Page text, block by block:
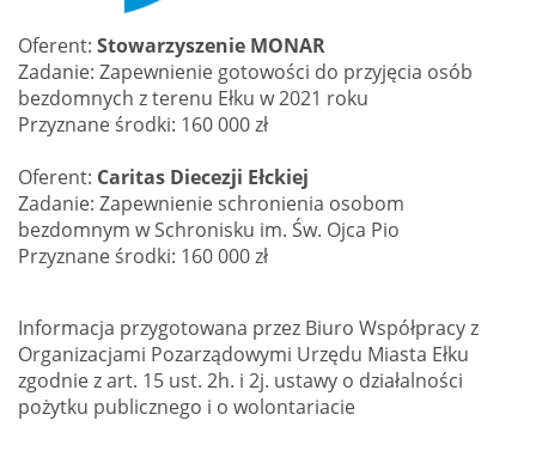
Oferent: Stowarzyszenie MONAR
Zadanie: Zapewnienie gotowości do przyjęcia osób
bezdomnych z terenu Ełku w 2021 roku
Przyznane środki: 160 000 zł
Oferent: Caritas Diecezji Ełckiej
Zadanie: Zapewnienie schronienia osobom
bezdomnym w Schronisku im. Św. Ojca Pio
Przyznane środki: 160 000 zł
Informacja przygotowana przez Biuro Współpracy z
Organizacjami Pozarządowymi Urzędu Miasta Ełku
zgodnie z art. 15 ust. 2h. i 2j. ustawy o działalności
pożytku publicznego i o wolontariacie